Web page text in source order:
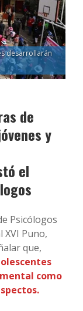
desarrollarán
de
y
el
Psicólogos
XVI Puno,
que,
como